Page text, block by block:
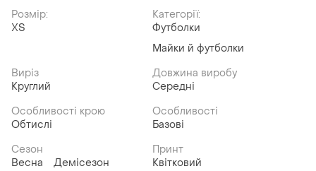
Розмір:
ХS
Категорії:
Футболки
Майки й футболки
Виріз
Круглий
Довжина виробу
Середні
Особливості крою
Обтислі
Особливості
Базові
Сезон
Весна
Демісезон
Принт
Квітковий